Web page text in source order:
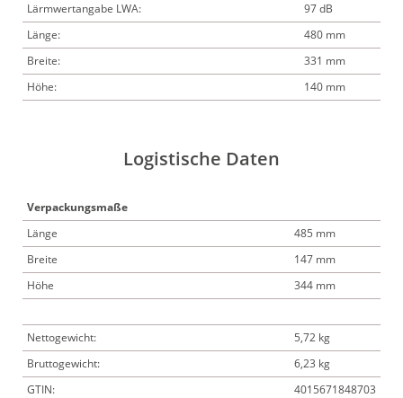
Lärmwertangabe LWA:
97 dB
Länge:
480 mm
Breite:
331 mm
Höhe:
140 mm
Logistische Daten
Verpackungsmaße
Länge
485 mm
Breite
147 mm
Höhe
344 mm
Nettogewicht:
5,72 kg
Bruttogewicht:
6,23 kg
GTIN:
4015671848703